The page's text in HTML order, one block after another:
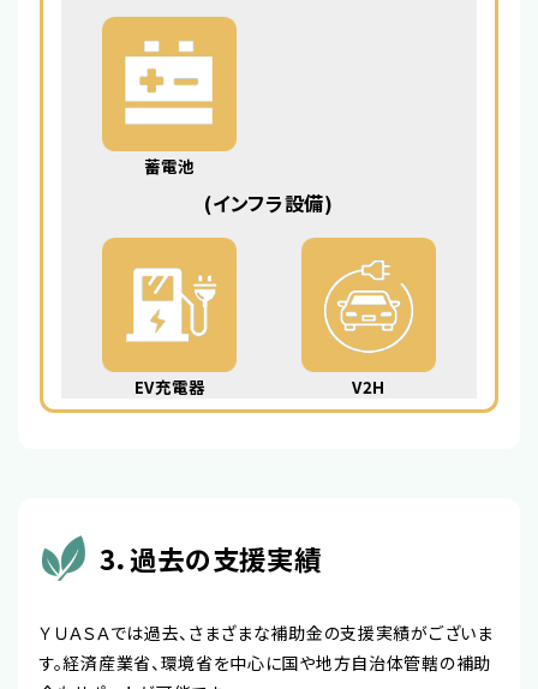
蓄電池
(インフラ設備)
EV充電器 V2H
3．過去の支援実績
ＹＵＡＳＡでは過去、さまざまな補助金の支援実績がございま
す。経済産業省、環境省を中心に国や地方自治体管轄の補助